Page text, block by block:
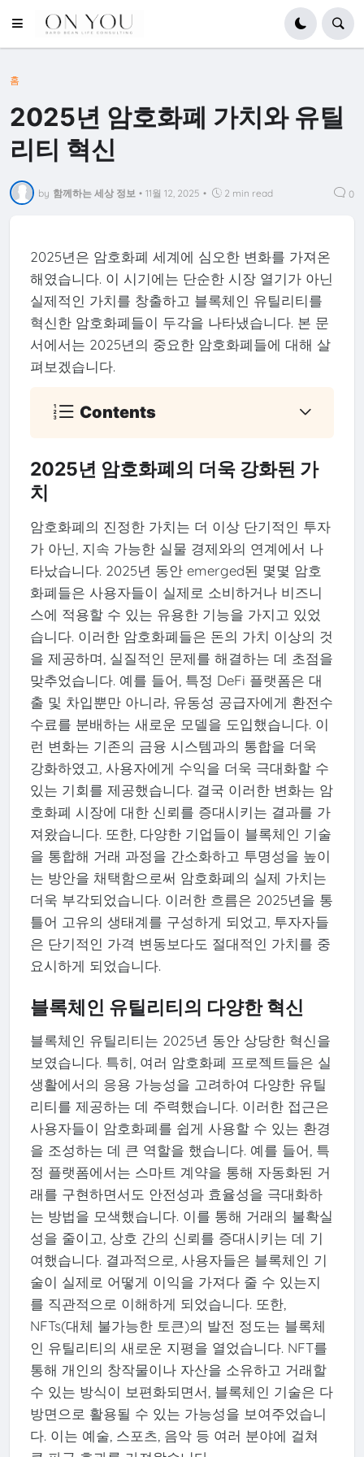
홈
2025년 암호화폐 가치와 유틸
리티 혁신
by 함께하는 세상 정보 • 11월 12, 2025 • 2 min read 0
2025년은 암호화폐 세계에 심오한 변화를 가져온
해였습니다. 이 시기에는 단순한 시장 열기가 아닌
실제적인 가치를 창출하고 블록체인 유틸리티를
혁신한 암호화폐들이 두각을 나타냈습니다. 본 문
서에서는 2025년의 중요한 암호화폐들에 대해 살
펴보겠습니다.
Contents
2025년 암호화폐의 더욱 강화된 가
치
암호화폐의 진정한 가치는 더 이상 단기적인 투자
가 아닌, 지속 가능한 실물 경제와의 연계에서 나
타났습니다. 2025년 동안 emerged된 몇몇 암호
화폐들은 사용자들이 실제로 소비하거나 비즈니
스에 적용할 수 있는 유용한 기능을 가지고 있었
습니다. 이러한 암호화폐들은 돈의 가치 이상의 것
을 제공하며, 실질적인 문제를 해결하는 데 초점을
맞추었습니다. 예를 들어, 특정 DeFi 플랫폼은 대
출 및 차입뿐만 아니라, 유동성 공급자에게 환전수
수료를 분배하는 새로운 모델을 도입했습니다. 이
런 변화는 기존의 금융 시스템과의 통합을 더욱
강화하였고, 사용자에게 수익을 더욱 극대화할 수
있는 기회를 제공했습니다. 결국 이러한 변화는 암
호화폐 시장에 대한 신뢰를 증대시키는 결과를 가
져왔습니다. 또한, 다양한 기업들이 블록체인 기술
을 통합해 거래 과정을 간소화하고 투명성을 높이
는 방안을 채택함으로써 암호화폐의 실제 가치는
더욱 부각되었습니다. 이러한 흐름은 2025년을 통
틀어 고유의 생태계를 구성하게 되었고, 투자자들
은 단기적인 가격 변동보다도 절대적인 가치를 중
요시하게 되었습니다.
블록체인 유틸리티의 다양한 혁신
블록체인 유틸리티는 2025년 동안 상당한 혁신을
보였습니다. 특히, 여러 암호화폐 프로젝트들은 실
생활에서의 응용 가능성을 고려하여 다양한 유틸
리티를 제공하는 데 주력했습니다. 이러한 접근은
사용자들이 암호화폐를 쉽게 사용할 수 있는 환경
을 조성하는 데 큰 역할을 했습니다. 예를 들어, 특
정 플랫폼에서는 스마트 계약을 통해 자동화된 거
래를 구현하면서도 안전성과 효율성을 극대화하
는 방법을 모색했습니다. 이를 통해 거래의 불확실
성을 줄이고, 상호 간의 신뢰를 증대시키는 데 기
여했습니다. 결과적으로, 사용자들은 블록체인 기
술이 실제로 어떻게 이익을 가져다 줄 수 있는지
를 직관적으로 이해하게 되었습니다. 또한,
NFTs(대체 불가능한 토큰)의 발전 정도는 블록체
인 유틸리티의 새로운 지평을 열었습니다. NFT를
통해 개인의 창작물이나 자산을 소유하고 거래할
수 있는 방식이 보편화되면서, 블록체인 기술은 다
방면으로 활용될 수 있는 가능성을 보여주었습니
다. 이는 예술, 스포츠, 음악 등 여러 분야에 걸쳐